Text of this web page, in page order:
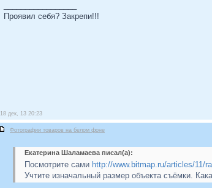
Проявил себя? Закрепи!!!
18 дек, 13 20:23
Фотографии товаров на белом фоне
Екатерина Шаламаева писал(а):
Посмотрите сами http://www.bitmap.ru/articles/11/
Учтите изначальный размер объекта съёмки.